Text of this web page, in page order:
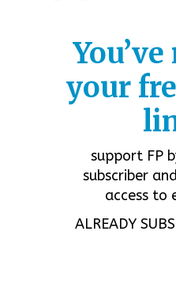
your
support FP
subscriber
access to
ALREADY